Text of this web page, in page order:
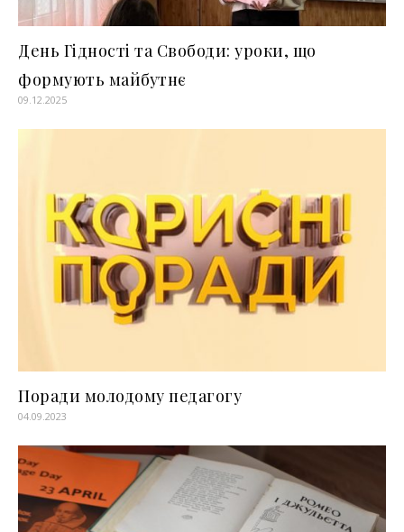
День Гідності та Свободи: уроки, що
формують майбутнє
09.12.2025
Поради молодому педагогу
04.09.2023